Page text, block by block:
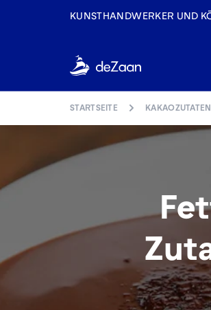
KUNSTHANDWERKER UND
STARTSEITE KAKAOZUTATEN